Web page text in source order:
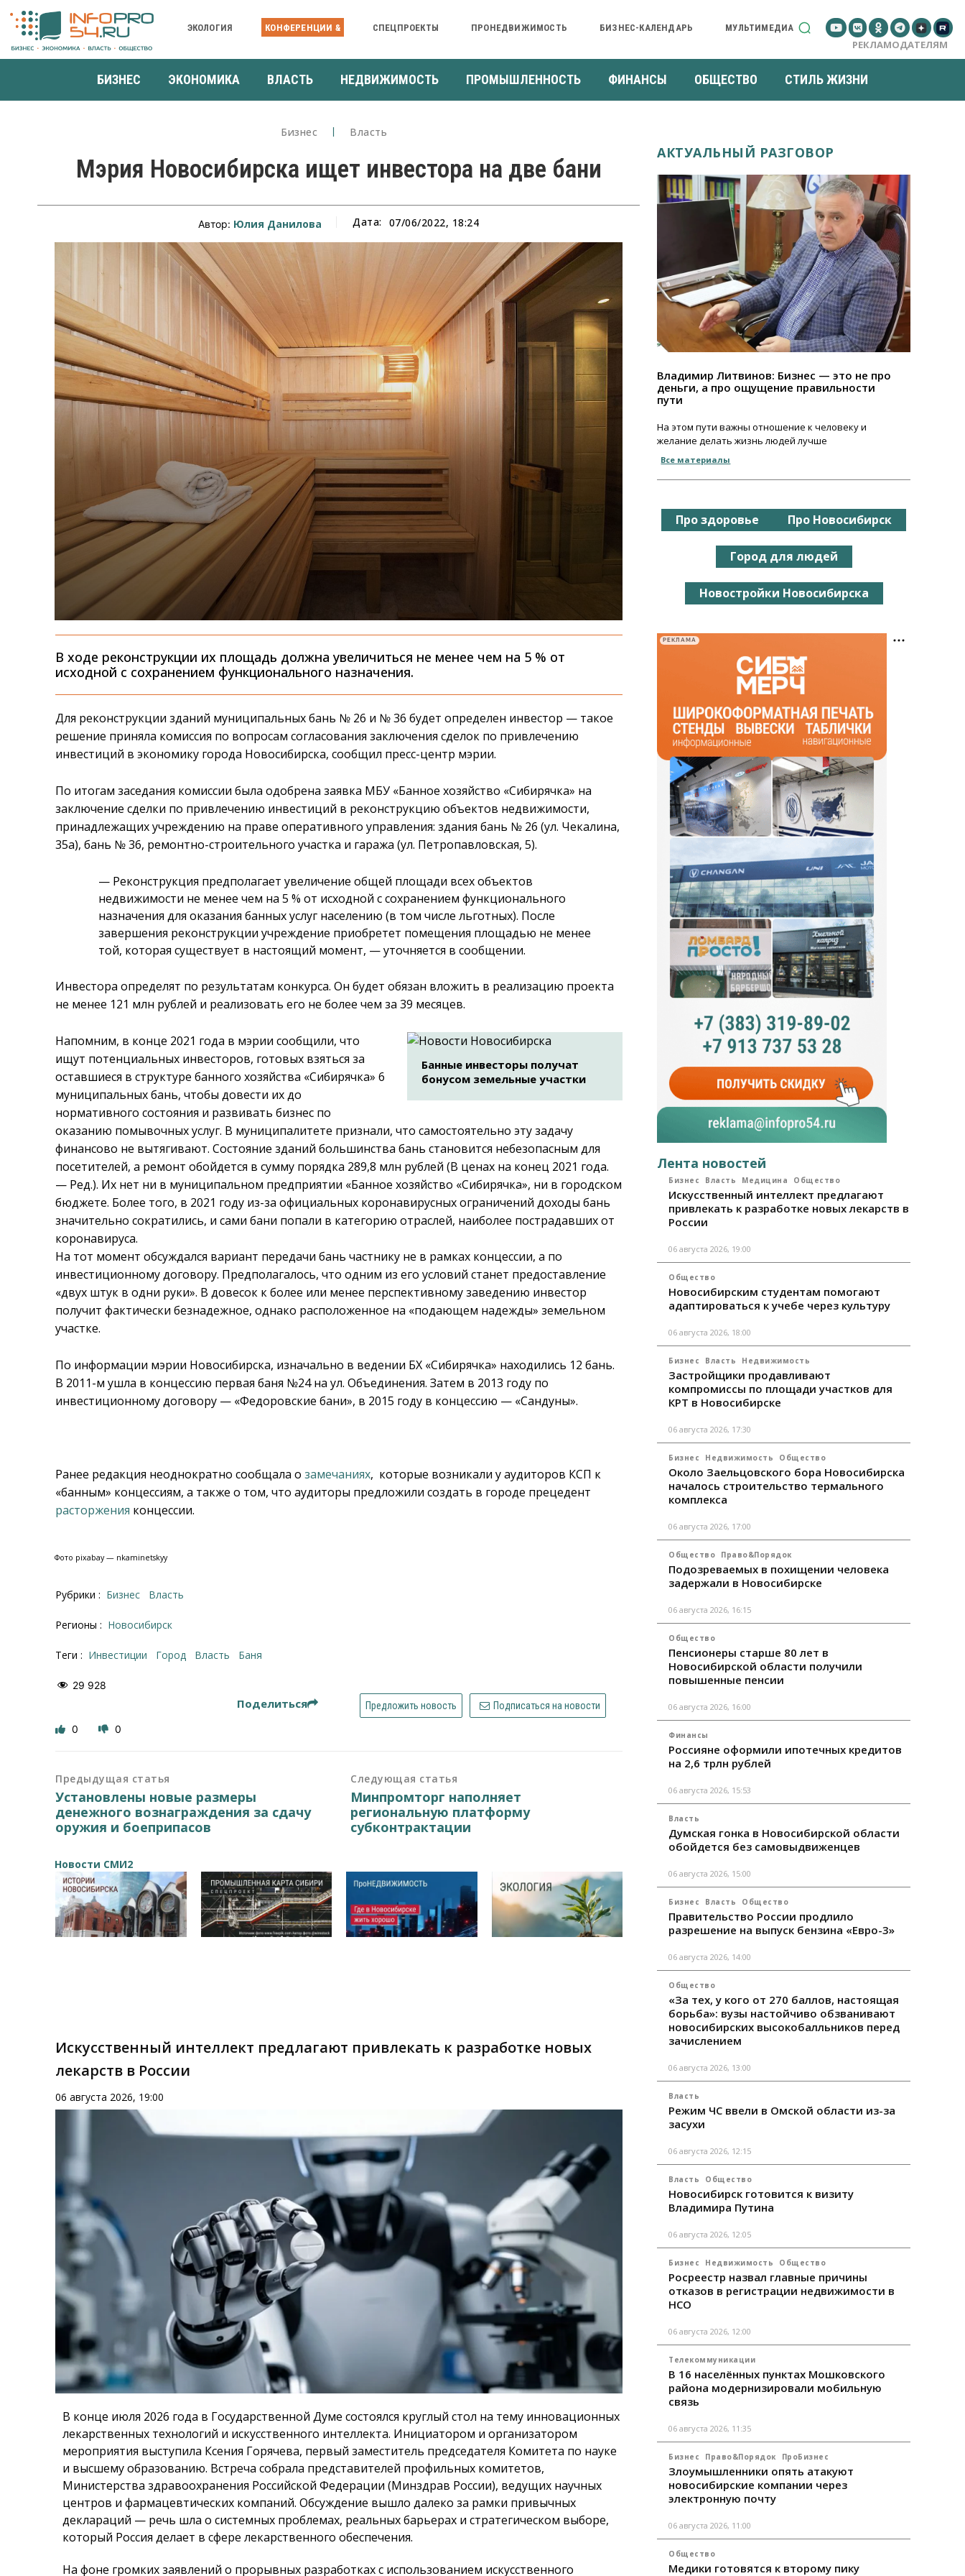
ЭКОЛОГИЯ КОНФЕРЕНЦИИ & СПЕЦПРОЕКТЫ ПРОНЕДВИЖИМОСТЬ БИЗНЕС-КАЛЕНДАРЬ МУЛЬТИМЕДИА
РЕКЛАМОДАТЕЛЯМ
БИЗНЕС ЭКОНОМИКА ВЛАСТЬ НЕДВИЖИМОСТЬ ПРОМЫШЛЕННОСТЬ ФИНАНСЫ ОБЩЕСТВО СТИЛЬ ЖИЗНИ
Бизнес Власть
Мэрия Новосибирска ищет инвестора на две бани
Автор: Юлия Данилова Дата: 07/06/2022, 18:24
В ходе реконструкции их площадь должна увеличиться не менее чем на 5 % от
исходной с сохранением функционального назначения.
Для реконструкции зданий муниципальных бань № 26 и № 36 будет определен инвестор — такое
решение приняла комиссия по вопросам согласования заключения сделок по привлечению
инвестиций в экономику города Новосибирска, сообщил пресс-центр мэрии.
По итогам заседания комиссии была одобрена заявка МБУ «Банное хозяйство «Сибирячка» на
заключение сделки по привлечению инвестиций в реконструкцию объектов недвижимости,
принадлежащих учреждению на праве оперативного управления: здания бань № 26 (ул. Чекалина,
35а), бань № 36, ремонтно-строительного участка и гаража (ул. Петропавловская, 5).
— Реконструкция предполагает увеличение общей площади всех объектов
недвижимости не менее чем на 5 % от исходной с сохранением функционального
назначения для оказания банных услуг населению (в том числе льготных). После
завершения реконструкции учреждение приобретет помещения площадью не менее
той, которая существует в настоящий момент, — уточняется в сообщении.
Инвестора определят по результатам конкурса. Он будет обязан вложить в реализацию проекта
не менее 121 млн рублей и реализовать его не более чем за 39 месяцев.
Банные инвесторы получат
бонусом земельные участки
Напомним, в конце 2021 года в мэрии сообщили, что
ищут потенциальных инвесторов, готовых взяться за
оставшиеся в структуре банного хозяйства «Сибирячка» 6
муниципальных бань, чтобы довести их до
нормативного состояния и развивать бизнес по
оказанию помывочных услуг. В муниципалитете признали, что самостоятельно эту задачу
финансово не вытягивают. Состояние зданий большинства бань становится небезопасным для
посетителей, а ремонт обойдется в сумму порядка 289,8 млн рублей (В ценах на конец 2021 года.
— Ред.). Их нет ни в муниципальном предприятии «Банное хозяйство «Сибирячка», ни в городском
бюджете. Более того, в 2021 году из-за официальных коронавирусных ограничений доходы бань
значительно сократились, и сами бани попали в категорию отраслей, наиболее пострадавших от
коронавируса.
На тот момент обсуждался вариант передачи бань частнику не в рамках концессии, а по
инвестиционному договору. Предполагалось, что одним из его условий станет предоставление
«двух штук в одни руки». В довесок к более или менее перспективному заведению инвестор
получит фактически безнадежное, однако расположенное на «подающем надежды» земельном
участке.
По информации мэрии Новосибирска, изначально в ведении БХ «Сибирячка» находились 12 бань.
В 2011-м ушла в концессию первая баня №24 на ул. Объединения. Затем в 2013 году по
инвестиционному договору — «Федоровские бани», в 2015 году в концессию — «Сандуны».
Ранее редакция неоднократно сообщала озамечаниях, которые возникали у аудиторов КСП к
«банным» концессиям, а также о том, что аудиторы предложили создать в городе прецедент
расторжения концессии.
Фото pixabay — nkaminetskyy
Рубрики : Бизнес Власть
Регионы : Новосибирск
Теги : инвестиции город власть Баня
29 928
Поделиться Предложить новость Подписаться на новости
0 0
Предыдущая статья
Установлены новые размеры
денежного вознаграждения за сдачу
оружия и боеприпасов
Следующая статья
Минпромторг наполняет
региональную платформу
субконтрактации
Новости СМИ2
Искусственный интеллект предлагают привлекать к разработке новых
лекарств в России
06 августа 2026, 19:00
В конце июля 2026 года в Государственной Думе состоялся круглый стол на тему инновационных
лекарственных технологий и искусственного интеллекта. Инициатором и организатором
мероприятия выступила Ксения Горячева, первый заместитель председателя Комитета по науке
и высшему образованию. Встреча собрала представителей профильных комитетов,
Министерства здравоохранения Российской Федерации (Минздрав России), ведущих научных
центров и фармацевтических компаний. Обсуждение вышло далеко за рамки привычных
деклараций — речь шла о системных проблемах, реальных барьерах и стратегическом выборе,
который Россия делает в сфере лекарственного обеспечения.
На фоне громких заявлений о прорывных разработках с использованием искусственного
АКТУАЛЬНЫЙ РАЗГОВОР
Владимир Литвинов: Бизнес — это не про
деньги, а про ощущение правильности
пути
На этом пути важны отношение к человеку и
желание делать жизнь людей лучше
Все материалы
Про здоровье Про Новосибирск
Город для людей
Новостройки Новосибирска
РЕКЛАМА
Лента новостей
Бизнес Власть Медицина Общество
Искусственный интеллект предлагают
привлекать к разработке новых лекарств в
России
06 августа 2026, 19:00
Общество
Новосибирским студентам помогают
адаптироваться к учебе через культуру
06 августа 2026, 18:00
Бизнес Власть Недвижимость
Застройщики продавливают
компромиссы по площади участков для
КРТ в Новосибирске
06 августа 2026, 17:30
Бизнес Недвижимость Общество
Около Заельцовского бора Новосибирска
началось строительство термального
комплекса
06 августа 2026, 17:00
Общество Право&Порядок
Подозреваемых в похищении человека
задержали в Новосибирске
06 августа 2026, 16:15
Общество
Пенсионеры старше 80 лет в
Новосибирской области получили
повышенные пенсии
06 августа 2026, 16:00
Финансы
Россияне оформили ипотечных кредитов
на 2,6 трлн рублей
06 августа 2026, 15:53
Власть
Думская гонка в Новосибирской области
обойдется без самовыдвиженцев
06 августа 2026, 15:00
Бизнес Власть Общество
Правительство России продлило
разрешение на выпуск бензина «Евро-3»
06 августа 2026, 14:00
Общество
«За тех, у кого от 270 баллов, настоящая
борьба»: вузы настойчиво обзванивают
новосибирских высокобалльников перед
зачислением
06 августа 2026, 13:00
Власть
Режим ЧС ввели в Омской области из-за
засухи
06 августа 2026, 12:15
Власть Общество
Новосибирск готовится к визиту
Владимира Путина
06 августа 2026, 12:05
Бизнес Недвижимость Общество
Росреестр назвал главные причины
отказов в регистрации недвижимости в
НСО
06 августа 2026, 12:00
Телекоммуникации
В 16 населённых пунктах Мошковского
района модернизировали мобильную
связь
06 августа 2026, 11:35
Бизнес Право&Порядок ПроБизнес
Злоумышленники опять атакуют
новосибирские компании через
электронную почту
06 августа 2026, 11:00
Общество
Медики готовятся к второму пику